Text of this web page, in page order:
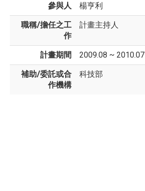
參與人 楊亨利
職稱/擔任之工
作
計畫主持人
計畫期間 2009.08 ~ 2010.07
補助/委託或合
作機構
科技部